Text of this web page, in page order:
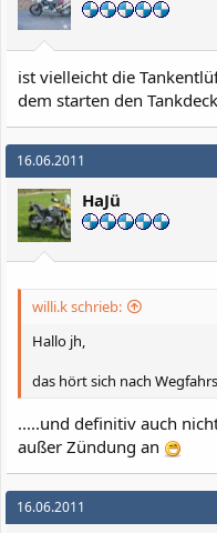
ist vielleicht die
dem starten den
16.06.2011
HaJü
willi.k schrieb:
Hallo jh,
das hört sich nach
.....und definitiv auch
außer Zündung an
16.06.2011